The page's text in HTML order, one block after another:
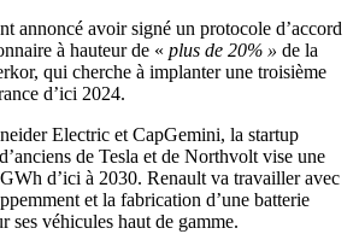
annoncé avoir signé un protocole d’accord
à hauteur de « plus de 20% » de la
qui cherche à implanter une troisième
d’ici 2024.
Electric et CapGemini, la startup
de Tesla et de Northvolt vise une
d’ici à 2030. Renault va travailler avec
et la fabrication d’une batterie
ses véhicules haut de gamme.